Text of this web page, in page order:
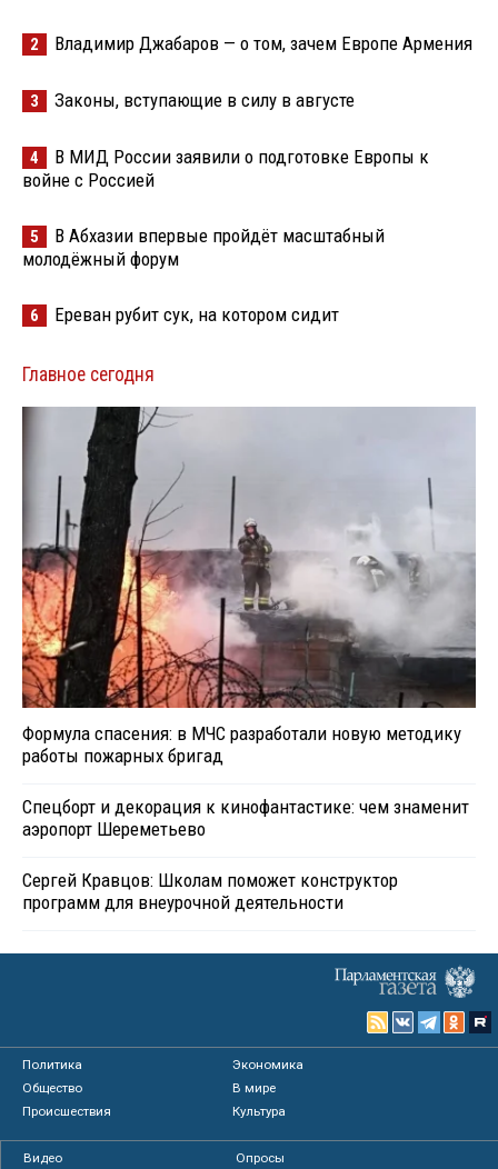
2 Владимир Джабаров — о том, зачем Европе Армения
3 Законы, вступающие в силу в августе
4
В МИД России заявили о подготовке Европы к
войне с Россией
5
В Абхазии впервые пройдёт масштабный
молодёжный форум
6 Ереван рубит сук, на котором сидит
Главное сегодня
Формула спасения: в МЧС разработали новую методику
работы пожарных бригад
Спецборт и декорация к кинофантастике: чем знаменит
аэропорт Шереметьево
Сергей Кравцов: Школам поможет конструктор
программ для внеурочной деятельности
Политика
Экономика
Общество
В мире
Происшествия
Культура
Видео
Опросы